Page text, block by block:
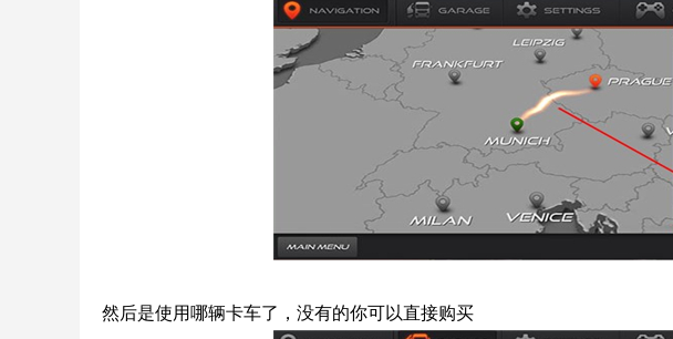
然后是使用哪辆卡车了，没有的你可以直接购买